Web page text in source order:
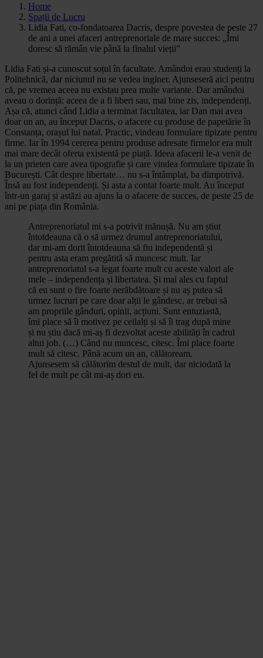
Home
Spații de Lucru
Lidia Fati, co-fondatoarea Dacris, despre povestea de peste 27
de ani a unei afaceri antreprenoriale de mare succes: „Îmi
doresc să rămân vie până la finalul vieții”
Lidia Fati și-a cunoscut soțul în facultate. Amândoi erau studenți la
Politehnică, dar niciunul nu se vedea inginer. Ajunseseră aici pentru
că, pe vremea aceea nu existau prea multe variante. Dar amândoi
aveau o dorință: aceea de a fi liberi sau, mai bine zis, independenți.
Așa că, atunci când Lidia a terminat facultatea, iar Dan mai avea
doar un an, au început Dacris, o afacere cu produse de papetărie în
Constanța, orașul lui natal. Practic, vindeau formulare tipizate pentru
firme. Iar în 1994 cererea pentru produse adresate firmelor era mult
mai mare decât oferta existentă pe piață. Ideea afacerii le-a venit de
la un prieten care avea tipografie și care vindea formulare tipizate în
București. Cât despre libertate… nu s-a întâmplat, ba dimpotrivă.
Însă au fost independenți. Și asta a contat foarte mult. Au început
într-un garaj și astăzi au ajuns la o afacere de succes, de peste 25 de
ani pe piața din România.
Antreprenoriatul mi s-a potrivit mănușă. Nu am știut
întotdeauna că o să urmez drumul antreprenoriatului,
dar mi-am dorit întotdeauna să fiu independentă și
pentru asta eram pregătită să muncesc mult. Iar
antreprenoriatul s-a legat foarte mult cu aceste valori ale
mele – independența și libertatea. Și mai ales cu faptul
că eu sunt o fire foarte nerăbdătoare și nu aș putea să
urmez lucruri pe care doar alții le gândesc, ar trebui să
am propriile gânduri, opinii, acțiuni. Sunt entuziastă,
îmi place să îi motivez pe ceilalți și să îi trag după mine
și nu știu dacă mi-aș fi dezvoltat aceste abilități în cadrul
altui job. (…) Când nu muncesc, citesc. Îmi place foarte
mult să citesc. Până acum un an, călătoream.
Ajunsesem să călătorim destul de mult, dar niciodată la
fel de mult pe cât mi-aș dori eu.